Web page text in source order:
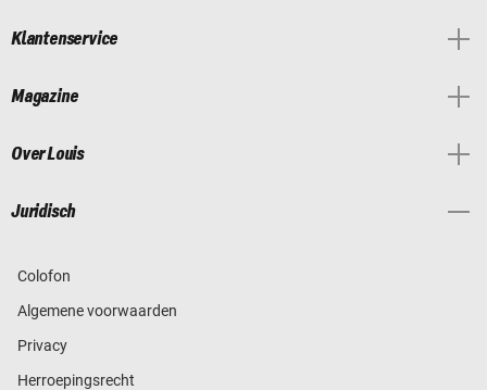
Klantenservice
Magazine
Over Louis
Juridisch
Colofon
Algemene voorwaarden
Privacy
Herroepingsrecht